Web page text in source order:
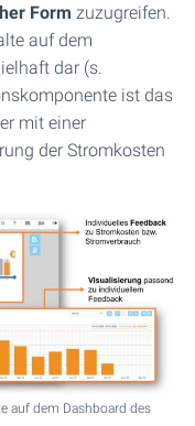
Form zuzugreifen.
auf dem
dar (s.
ist das
mit einer
der Stromkosten
auf dem Dashboard des